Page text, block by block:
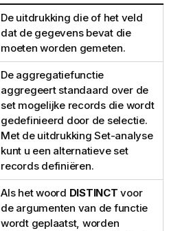
De uitdrukking die of het veld
dat de gegevens bevat die
moeten worden gemeten.
De aggregatiefunctie
aggregeert standaard over de
set mogelijke records die wordt
gedefinieerd door de selectie.
Met de uitdrukking Set-analyse
kunt u een alternatieve set
records definiëren.
Als het woord DISTINCT voor
de argumenten van de functie
wordt geplaatst, worden